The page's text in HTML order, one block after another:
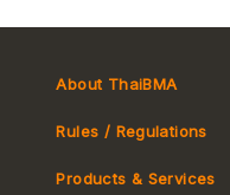
About ThaiBMA
Rules / Regulations
Products & Services